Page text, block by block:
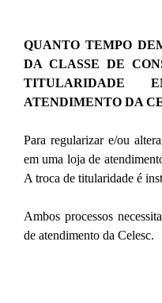
QUANTO TEMPO
DA CLASSE DE
ATENDIMENTO DA
Para regularizar e/ou
em uma loja de
A troca de titularidade é
Ambos processos
de atendimento da Celesc.